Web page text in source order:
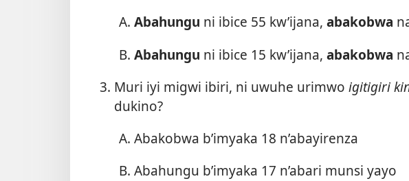
Abahungu ni ibice 55 kw’ijana, abakobwa
Abahungu ni ibice 15 kw’ijana, abakobwa
Muri iyi migwi ibiri, ni uwuhe urimwo igitigiri
dukino?
Abakobwa b’imyaka 18 n’abayirenza
Abahungu b’imyaka 17 n’abari munsi yayo